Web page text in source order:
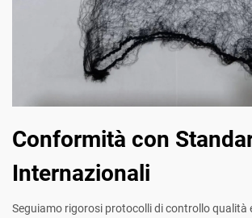
Conformità con
Internazionali
Seguiamo rigorosi protocolli di controllo qualità